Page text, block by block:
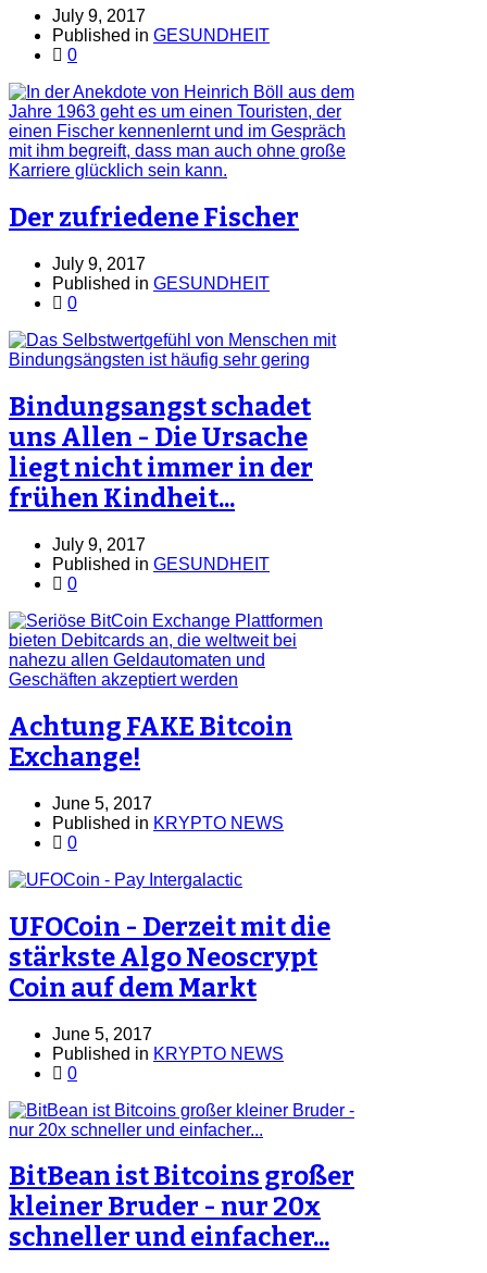
July 9, 2017
Published in GESUNDHEIT
0
Der zufriedene Fischer
July 9, 2017
Published in GESUNDHEIT
0
Bindungsangst schadet
uns Allen - Die Ursache
liegt nicht immer in der
frühen Kindheit...
July 9, 2017
Published in GESUNDHEIT
0
Achtung FAKE Bitcoin
Exchange!
June 5, 2017
Published in KRYPTO NEWS
0
UFOCoin - Derzeit mit die
stärkste Algo Neoscrypt
Coin auf dem Markt
June 5, 2017
Published in KRYPTO NEWS
0
BitBean ist Bitcoins großer
kleiner Bruder - nur 20x
schneller und einfacher...